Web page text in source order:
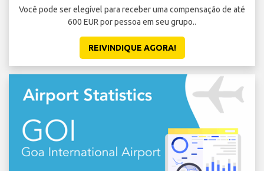
Você pode ser elegível para receber uma compensação de até
600 EUR por pessoa em seu grupo..
REIVINDIQUE AGORA!